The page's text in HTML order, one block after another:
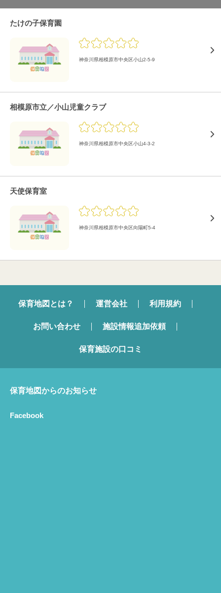
たけの子保育園
神奈川県相模原市中央区小山2-5-9
相模原市立／小山児童クラブ
神奈川県相模原市中央区小山4-3-2
天使保育室
神奈川県相模原市中央区向陽町5-4
保育地図とは？ 運営会社 利用規約
お問い合わせ 施設情報追加依頼
保育施設の口コミ
保育地図からのお知らせ
Facebook